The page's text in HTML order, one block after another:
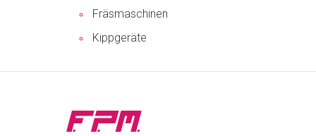
Fräsmaschinen
Kippgeräte